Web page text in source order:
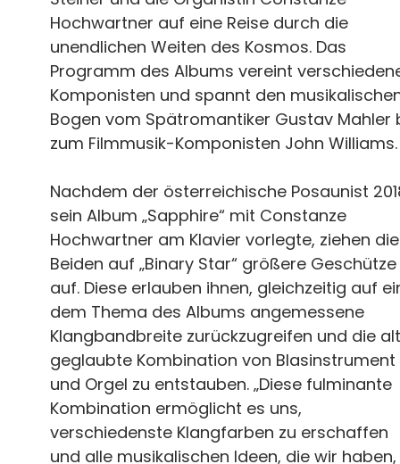
Hochwartner auf eine Reise durch die
unendlichen Weiten des Kosmos. Das
Programm des Albums vereint
Komponisten und spannt den
Bogen vom Spätromantiker Gustav Mahler
zum Filmmusik-Komponisten John Williams.
Nachdem der österreichische Posaunist
sein Album „Sapphire“ mit Constanze
Hochwartner am Klavier vorlegte, ziehen die
Beiden auf „Binary Star“ größere Geschütze
auf. Diese erlauben ihnen, gleichzeitig auf
dem Thema des Albums angemessene
Klangbandbreite zurückzugreifen und die
geglaubte Kombination von Blasinstrument
und Orgel zu entstauben. „Diese fulminante
Kombination ermöglicht es uns,
verschiedenste Klangfarben zu erschaffen
und alle musikalischen Ideen, die wir haben,